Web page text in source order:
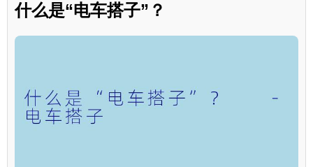
什么是“电车搭子”？